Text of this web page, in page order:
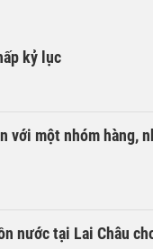
kỷ lục
với một nhóm hàng,
nước tại Lai Châu